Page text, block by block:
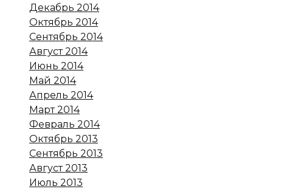
Декабрь 2014
Октябрь 2014
Сентябрь 2014
Август 2014
Июнь 2014
Май 2014
Апрель 2014
Март 2014
Февраль 2014
Октябрь 2013
Сентябрь 2013
Август 2013
Июль 2013